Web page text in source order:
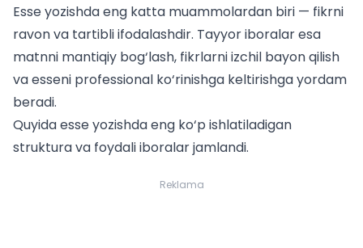
Esse yozishda eng katta muammolardan biri — fikrni
ravon va tartibli ifodalashdir. Tayyor iboralar esa
matnni mantiqiy bog‘lash, fikrlarni izchil bayon qilish
va esseni professional ko‘rinishga keltirishga yordam
beradi.
Quyida esse yozishda eng ko‘p ishlatiladigan
struktura va foydali iboralar jamlandi.
Reklama